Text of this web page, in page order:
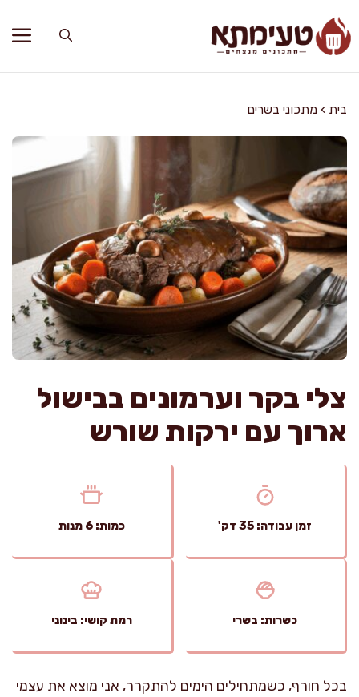
לתוכן
בית › מתכוני בשרים
צלי בקר וערמונים בבישול
ארוך עם ירקות שורש
זמן עבודה: 35 דק' כמות: 6 מנות
כשרות: בשרי רמת קושי: בינוני
בכל חורף, כשמתחילים הימים להתקרר, אני מוצא את עצמי